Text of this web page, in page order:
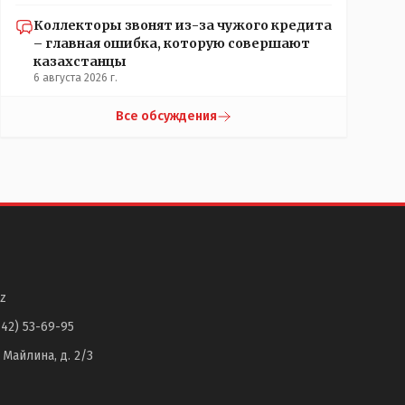
Коллекторы звонят из-за чужого кредита
– главная ошибка, которую совершают
казахстанцы
6 августа 2026 г.
Все обсуждения
53-69-95
Майлина, д. 2/3